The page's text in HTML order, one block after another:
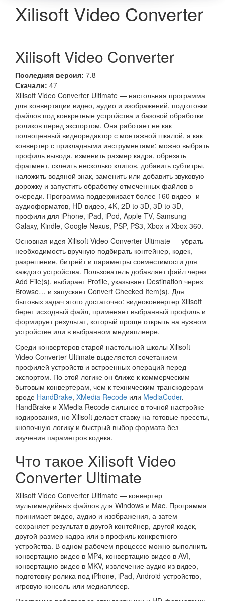
Xilisoft Video Converter
Xilisoft Video Converter
Последняя версия: 7.8
Скачали: 47
Xilisoft Video Converter Ultimate — настольная программа
для конвертации видео, аудио и изображений, подготовки
файлов под конкретные устройства и базовой обработки
роликов перед экспортом. Она работает не как
полноценный видеоредактор с монтажной шкалой, а как
конвертер с прикладными инструментами: можно выбрать
профиль вывода, изменить размер кадра, обрезать
фрагмент, склеить несколько клипов, добавить субтитры,
наложить водяной знак, заменить или добавить звуковую
дорожку и запустить обработку отмеченных файлов в
очереди. Программа поддерживает более 160 видео- и
аудиоформатов, HD-видео, 4K, 2D to 3D, 3D to 3D,
профили для iPhone, iPad, iPod, Apple TV, Samsung
Galaxy, Kindle, Google Nexus, PSP, PS3, Xbox и Xbox 360.
Основная идея Xilisoft Video Converter Ultimate — убрать
необходимость вручную подбирать контейнер, кодек,
разрешение, битрейт и параметры совместимости для
каждого устройства. Пользователь добавляет файл через
Add File(s), выбирает Profile, указывает Destination через
Browse… и запускает Convert Checked Item(s). Для
бытовых задач этого достаточно: видеоконвертер Xilisoft
берет исходный файл, применяет выбранный профиль и
формирует результат, который проще открыть на нужном
устройстве или в выбранном медиаплеере.
Среди конвертеров старой настольной школы Xilisoft
Video Converter Ultimate выделяется сочетанием
профилей устройств и встроенных операций перед
экспортом. По этой логике он ближе к коммерческим
бытовым конвертерам, чем к техническим транскодерам
вроде HandBrake, XMedia Recode или MediaCoder.
HandBrake и XMedia Recode сильнее в точной настройке
кодирования, но Xilisoft делает ставку на готовые пресеты,
кнопочную логику и быстрый выбор формата без
изучения параметров кодека.
Что такое Xilisoft Video
Converter Ultimate
Xilisoft Video Converter Ultimate — конвертер
мультимедийных файлов для Windows и Mac. Программа
принимает видео, аудио и изображения, а затем
сохраняет результат в другой контейнер, другой кодек,
другой размер кадра или в профиль конкретного
устройства. В одном рабочем процессе можно выполнить
конвертацию видео в MP4, конвертацию видео в AVI,
конвертацию видео в MKV, извлечение аудио из видео,
подготовку ролика под iPhone, iPad, Android-устройство,
игровую консоль или медиаплеер.